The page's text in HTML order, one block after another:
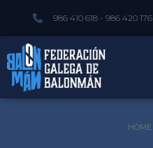
986 410 618 - 986 420 176
HOME